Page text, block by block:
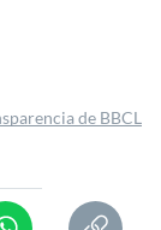
de BBCL